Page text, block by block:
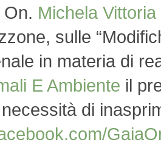
Michela
sulle
in materia di
E Ambiente il
di